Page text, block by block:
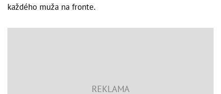
každého muža na fronte.